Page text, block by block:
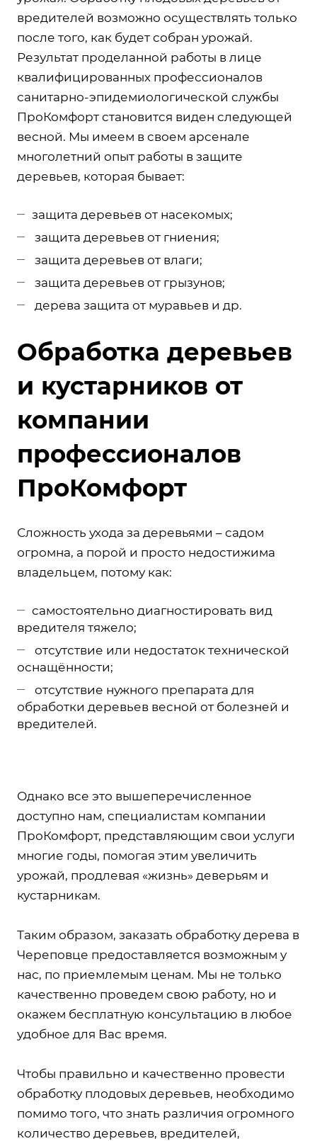
вредителей возможно осуществлять только
после того, как будет собран урожай.
Результат проделанной работы в лице
квалифицированных профессионалов
санитарно-эпидемиологической службы
ПроКомфорт становится виден следующей
весной. Мы имеем в своем арсенале
многолетний опыт работы в защите
деревьев, которая бывает:
защита деревьев от насекомых;
защита деревьев от гниения;
защита деревьев от влаги;
защита деревьев от грызунов;
дерева защита от муравьев и др.
Обработка деревьев
и кустарников от
компании
профессионалов
ПроКомфорт
Сложность ухода за деревьями – садом
огромна, а порой и просто недостижима
владельцем, потому как:
самостоятельно диагностировать вид
вредителя тяжело;
отсутствие или недостаток технической
оснащённости;
отсутствие нужного препарата для
обработки деревьев весной от болезней и
вредителей.
Однако все это вышеперечисленное
доступно нам, специалистам компании
ПроКомфорт, представляющим свои услуги
многие годы, помогая этим увеличить
урожай, продлевая «жизнь» деверьям и
кустарникам.
Таким образом, заказать обработку дерева в
Череповце предоставляется возможным у
нас, по приемлемым ценам. Мы не только
качественно проведем свою работу, но и
окажем бесплатную консультацию в любое
удобное для Вас время.
Чтобы правильно и качественно провести
обработку плодовых деревьев, необходимо
помимо того, что знать различия огромного
количество деревьев, вредителей,